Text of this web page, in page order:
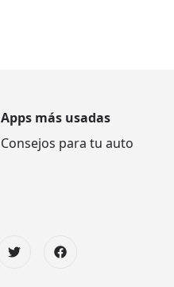
Apps más usadas
Consejos para tu auto